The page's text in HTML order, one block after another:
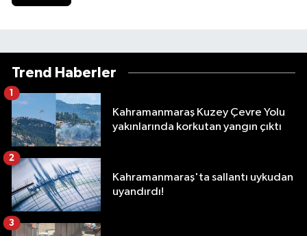
Trend Haberler
Kahramanmaraş Kuzey Çevre Yolu
yakınlarında korkutan yangın çıktı
1
Kahramanmaraş'ta sallantı uykudan
uyandırdı!
2
3